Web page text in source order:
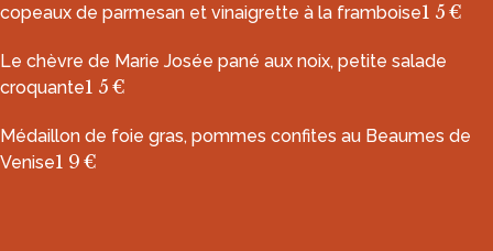
copeaux de parmesan et vinaigrette à la framboise15€
Le chèvre de Marie Josée pané aux noix, petite salade
croquante15€
Médaillon de foie gras, pommes confites au Beaumes de
Venise19€